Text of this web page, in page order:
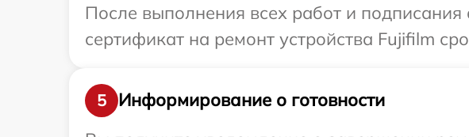
После выполнения всех работ и
сертификат на ремонт устройства Fujifilm
5
Информирование о готовности